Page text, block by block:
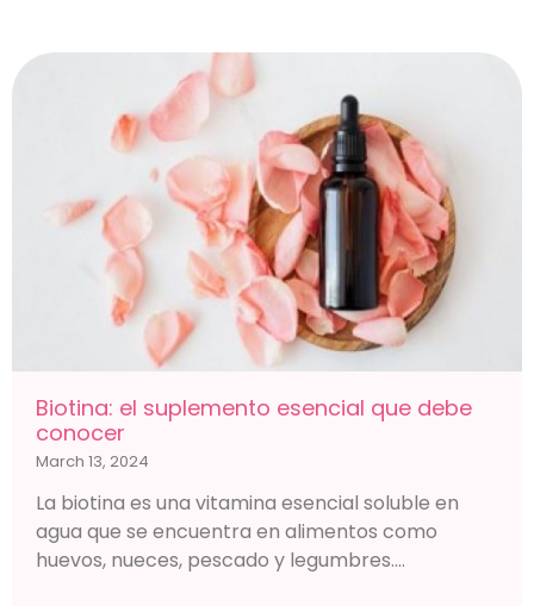
Biotina: el suplemento esencial que debe
conocer
March 13, 2024
La biotina es una vitamina esencial soluble en
agua que se encuentra en alimentos como
huevos, nueces, pescado y legumbres....